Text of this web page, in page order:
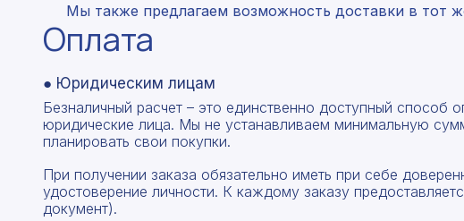
Мы также предлагаем возможность доставки в тот
Оплата
● Юридическим лицам
Безналичный расчет – это единственно доступный способ
юридические лица. Мы не устанавливаем минимальную
планировать свои покупки.
При получении заказа обязательно иметь при себе
удостоверение личности. К каждому заказу
документ).